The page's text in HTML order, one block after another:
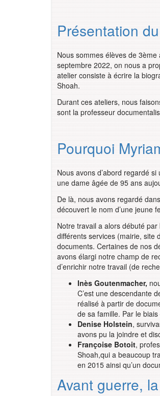
Présentation
Nous sommes élèves de
septembre 2022, on nous a
atelier consiste à écrire la
Shoah.
Durant ces ateliers, nous
sont la professeur
Pourquoi
Nous avons d’abord regardé
une dame âgée de 95 ans
De là, nous avons regardé
découvert le nom d’une jeune
Notre travail a alors débuté
différents services (mairie,
documents. Certaines de nos
avons élargi notre champ de
d’enrichir notre travail (de
Inès Goutenmacher,
C’est une descendante
réalisé à partir de
de sa famille. Par le
Denise Holstein,
avons pu la joindre et
Françoise Botoit,
Shoah,qui a beaucoup
en 2015 ainsi qu’un
Avant guerre,